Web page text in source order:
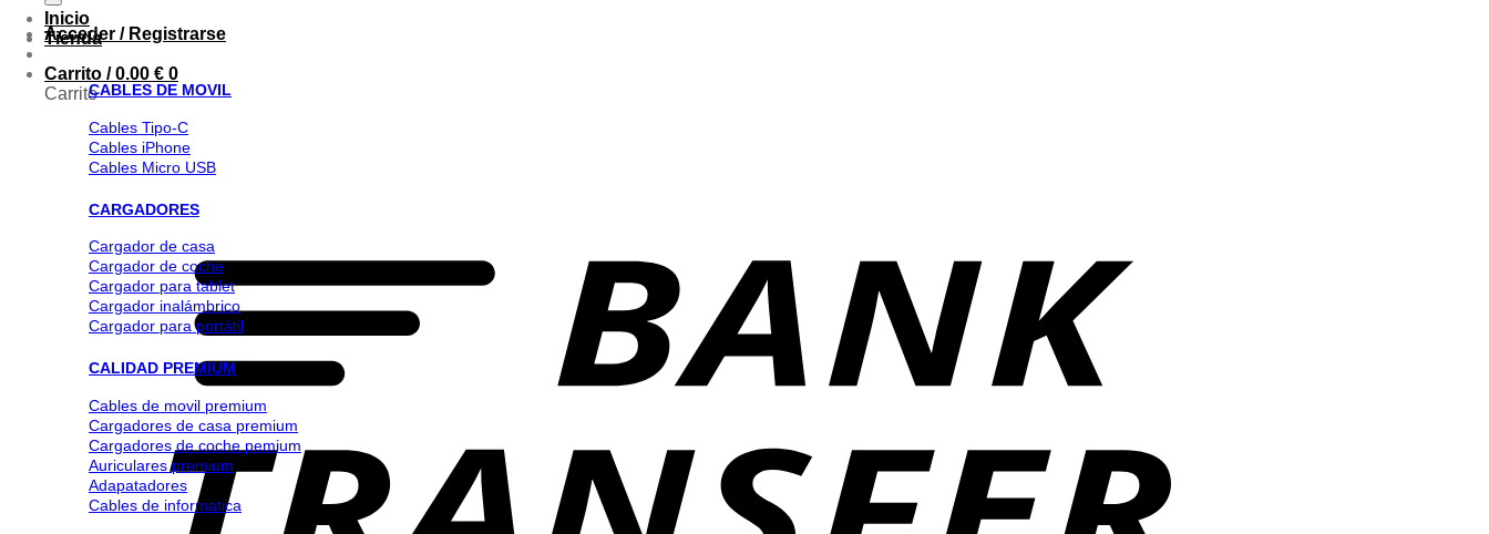
Acceder / Registrarse
Carrito /0.00 € 0
Carrito
Inicio
Tienda
CABLES DE MOVIL
Cables Tipo-C
Cables iPhone
Cables Micro USB
CARGADORES
Cargador de casa
Cargador de coche
Cargador para tablet
Cargador inalámbrico
Cargador para portátil
CALIDAD PREMIUM
Cables de movil premium
Cargadores de casa premium
Cargadores de coche pemium
Auriculares premium
Adapatadores
Cables de informatica